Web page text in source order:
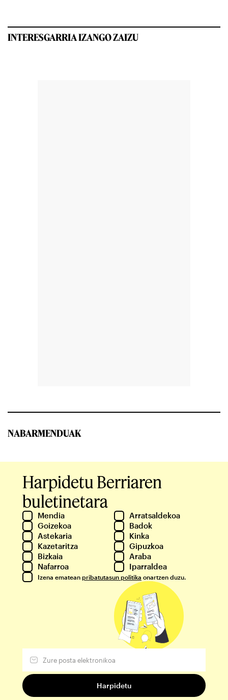
INTERESGARRIA IZANGO ZAIZU
NABARMENDUAK
Harpidetu Berriaren
buletinetara
Mendia
Arratsaldekoa
Goizekoa
Badok
Astekaria
Kinka
Kazetaritza
Gipuzkoa
Bizkaia
Araba
Nafarroa
Iparraldea
Izena ematean pribatutasun politika onartzen duzu.